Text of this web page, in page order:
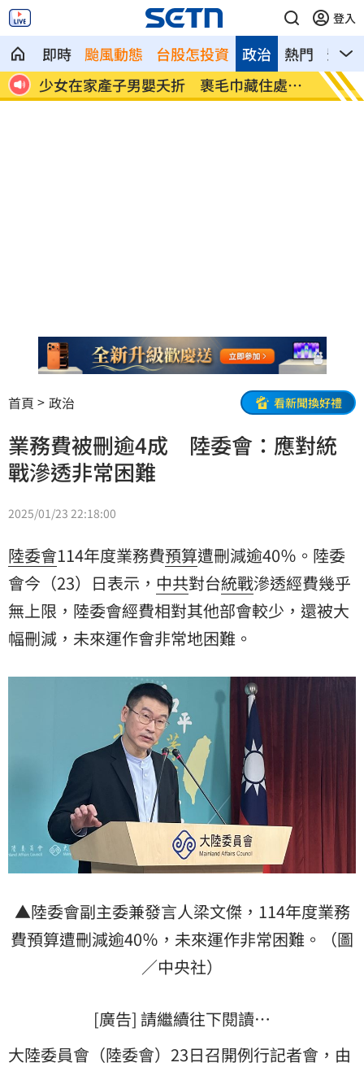
登入
即時 颱風動態 台股怎投資 熱門 影音
政治
少女在家產子男嬰夭折 裹毛巾藏住處多
日
劍橋
假
首頁 政治 看新聞換好禮
業務費被刪逾4成 陸委會：應對統
戰滲透非常困難
2025/01/23 22:18:00
陸委會114年度業務費預算遭刪減逾40％。陸委
會今（23）日表示， 中共對台統戰滲透經費幾乎
無上限，陸委會經費相對其他部會較少，還被大
幅刪減，未來運作會非常地困難。
▲陸委會副主委兼發言人梁文傑，114年度業務
費預算遭刪減逾40％，未來運作非常困難。（圖
／中央社）
[廣告] 請繼續往下閱讀…
大陸委員會（陸委會）23日召開例行記者會，由